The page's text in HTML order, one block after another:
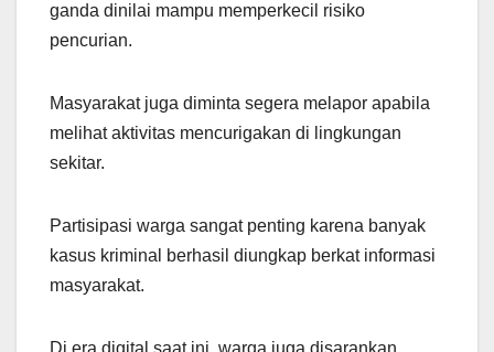
ganda dinilai mampu memperkecil risiko
pencurian.
Masyarakat juga diminta segera melapor apabila
melihat aktivitas mencurigakan di lingkungan
sekitar.
Partisipasi warga sangat penting karena banyak
kasus kriminal berhasil diungkap berkat informasi
masyarakat.
Di era digital saat ini, warga juga disarankan